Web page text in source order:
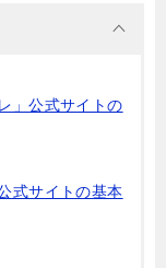
」公式サイトの
式サイトの基本